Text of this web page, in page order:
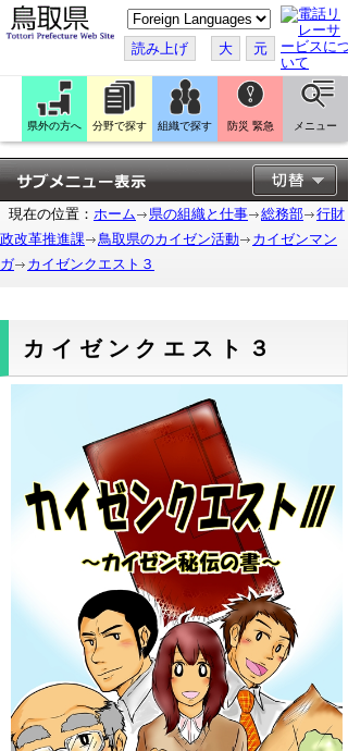
こ
の
ペ
ー
ジ
翻
訳
す
る
読み上げ 大 元
県外の方へ 分野で探す 組織で探す 防災 緊急 メニュー
現在の位置： ホーム 県の組織と仕事 総務部
行財
政改革推進課
鳥取県のカイゼン活動
カイゼンマン
ガ
カイゼンクエスト３
カイゼンクエスト３